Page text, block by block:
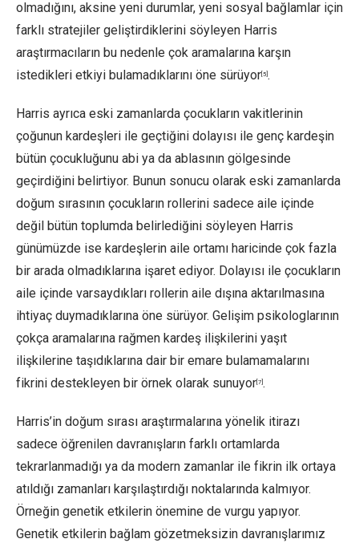
olmadığını, aksine yeni durumlar, yeni sosyal bağlamlar için
farklı stratejiler geliştirdiklerini söyleyen Harris
araştırmacıların bu nedenle çok aramalarına karşın
istedikleri etkiyi bulamadıklarını öne sürüyor [5] .
Harris ayrıca eski zamanlarda çocukların vakitlerinin
çoğunun kardeşleri ile geçtiğini dolayısı ile genç kardeşin
bütün çocukluğunu abi ya da ablasının gölgesinde
geçirdiğini belirtiyor. Bunun sonucu olarak eski zamanlarda
doğum sırasının çocukların rollerini sadece aile içinde
değil bütün toplumda belirlediğini söyleyen Harris
günümüzde ise kardeşlerin aile ortamı haricinde çok fazla
bir arada olmadıklarına işaret ediyor. Dolayısı ile çocukların
aile içinde varsaydıkları rollerin aile dışına aktarılmasına
ihtiyaç duymadıklarına öne sürüyor. Gelişim psikologlarının
çokça aramalarına rağmen kardeş ilişkilerini yaşıt
ilişkilerine taşıdıklarına dair bir emare bulamamalarını
fikrini destekleyen bir örnek olarak sunuyor [7] .
Harris’in doğum sırası araştırmalarına yönelik itirazı
sadece öğrenilen davranışların farklı ortamlarda
tekrarlanmadığı ya da modern zamanlar ile fikrin ilk ortaya
atıldığı zamanları karşılaştırdığı noktalarında kalmıyor.
Örneğin genetik etkilerin önemine de vurgu yapıyor.
Genetik etkilerin bağlam gözetmeksizin davranışlarımız